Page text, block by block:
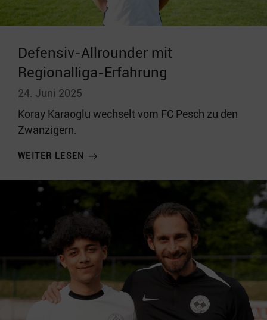
Defensiv-Allrounder mit
Regionalliga-Erfahrung
24. Juni 2025
Koray Karaoglu wechselt vom FC Pesch zu den
Zwanzigern.
WEITER LESEN